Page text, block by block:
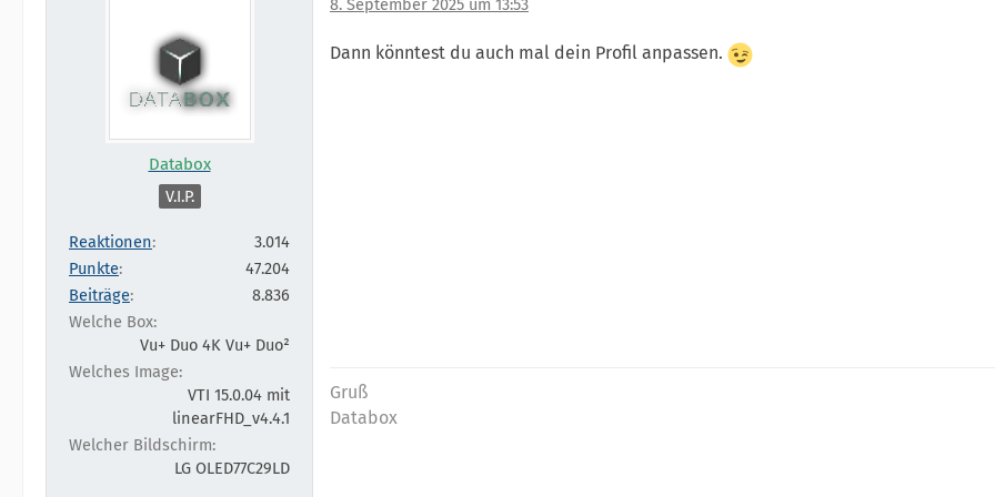
Databox
V.I.P.
Reaktionen
3.014
Punkte
47.204
Beiträge
8.836
Welche Box
Vu+ Duo 4K Vu+ Duo²
Welches Image
VTI 15.0.04 mit
linearFHD_v4.4.1
Welcher Bildschirm
LG OLED77C29LD
8. September 2025 um 13:53
Dann könntest du auch mal dein Profil anpassen.
Gruß
Databox